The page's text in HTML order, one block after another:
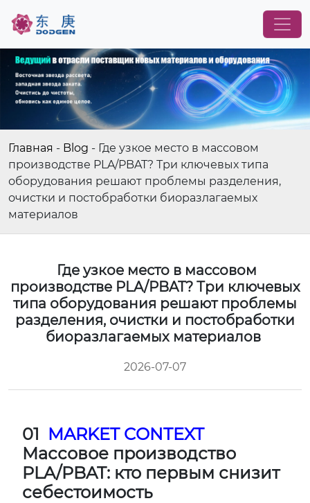
Главная - Blog - Где узкое место в массовом
производстве PLA/PBAT? Три ключевых типа
оборудования решают проблемы разделения,
очистки и постобработки биоразлагаемых
материалов
Где узкое место в массовом
производстве PLA/PBAT? Три ключевых
типа оборудования решают проблемы
разделения, очистки и постобработки
биоразлагаемых материалов
2026-07-07
01 MARKET CONTEXT
Массовое производство
PLA/PBAT: кто первым снизит
себестоимость